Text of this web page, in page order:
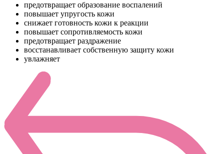
предотвращает образование воспалений
повышает упругость кожи
cнижает готовность кожи к реакции
повышает сопротивляемость кожи
предотвращает раздражение
восстанавливает собственную защиту кожи
увлажняет